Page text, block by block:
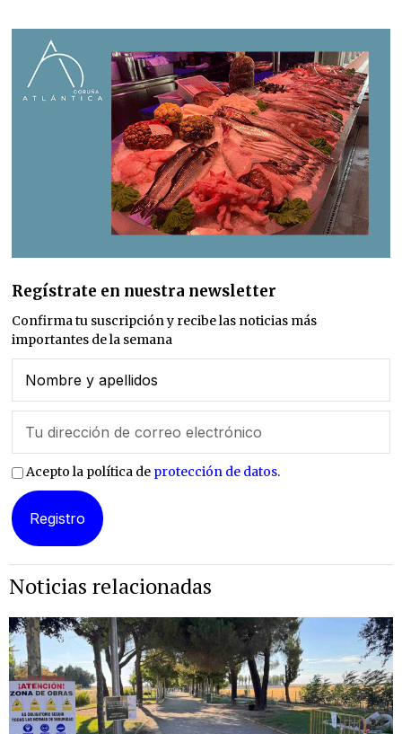
Regístrate en nuestra newsletter
Confirma tu suscripción y recibe las noticias más
importantes de la semana
Acepto la política de protección de datos.
Noticias relacionadas